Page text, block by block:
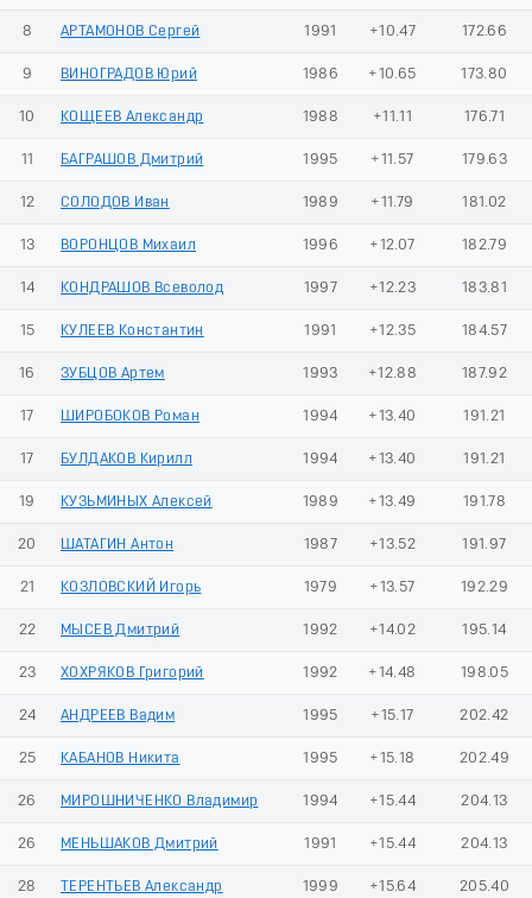
8 АРТАМОНОВ Сергей 1991 +10.47 172.66
9 ВИНОГРАДОВ Юрий 1986 +10.65 173.80
10 КОЩЕЕВ Александр 1988 +11.11 176.71
11 БАГРАШОВ Дмитрий 1995 +11.57 179.63
12 СОЛОДОВ Иван 1989 +11.79 181.02
13 ВОРОНЦОВ Михаил 1996 +12.07 182.79
14 КОНДРАШОВ Всеволод 1997 +12.23 183.81
15 КУЛЕЕВ Константин 1991 +12.35 184.57
16 ЗУБЦОВ Артем 1993 +12.88 187.92
17 ШИРОБОКОВ Роман 1994 +13.40 191.21
17 БУЛДАКОВ Кирилл 1994 +13.40 191.21
19 КУЗЬМИНЫХ Алексей 1989 +13.49 191.78
20 ШАТАГИН Антон 1987 +13.52 191.97
21 КОЗЛОВСКИЙ Игорь 1979 +13.57 192.29
22 МЫСЕВ Дмитрий 1992 +14.02 195.14
23 ХОХРЯКОВ Григорий 1992 +14.48 198.05
24 АНДРЕЕВ Вадим 1995 +15.17 202.42
25 КАБАНОВ Никита 1995 +15.18 202.49
26 МИРОШНИЧЕНКО Владимир 1994 +15.44 204.13
26 МЕНЬШАКОВ Дмитрий 1991 +15.44 204.13
28 ТЕРЕНТЬЕВ Александр 1999 +15.64 205.40